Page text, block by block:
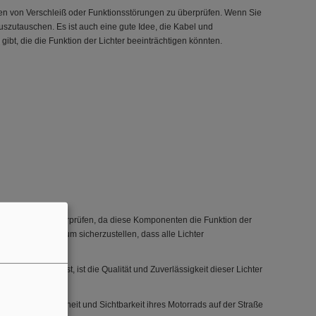
von Verschleiß oder Funktionsstörungen zu überprüfen. Wenn Sie
Es ist auch eine gute Idee, die Kabel und
die die Funktion der Lichter beeinträchtigen könnten.
zu überprüfen, da diese Komponenten die Funktion der
zu inspizieren, um sicherzustellen, dass alle Lichter
angegeben ist, ist die Qualität und Zuverlässigkeit dieser Lichter
die die Sicherheit und Sichtbarkeit ihres Motorrads auf der Straße